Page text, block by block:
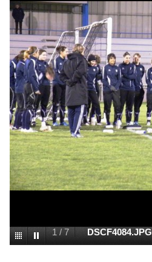
1 /7 DSCF4084.JPG